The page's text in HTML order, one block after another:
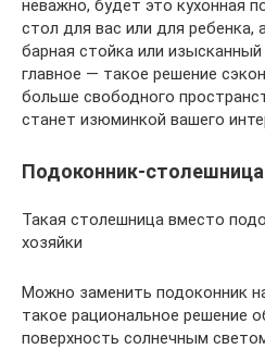
неважно, будет это кухонная
стол для вас или для ребенка,
барная стойка или
главное — такое решение
больше свободного
станет изюминкой вашего
Подоконник-столешница
Такая столешница вместо
хозяйки
Можно заменить подоконник
такое рациональное решение
поверхность солнечным